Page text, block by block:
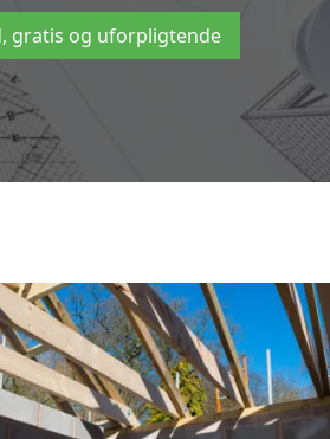
gratis og uforpligtende